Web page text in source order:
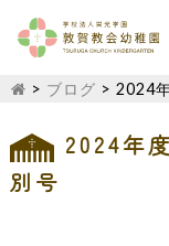
> ブログ > 2024
2024年
別号